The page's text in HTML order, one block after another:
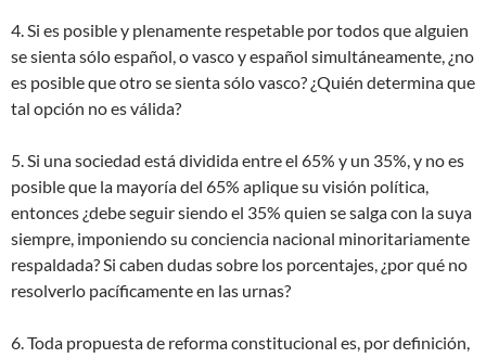
4. Si es posible y plenamente respetable por todos que alguien
se sienta sólo español, o vasco y español simultáneamente, ¿no
es posible que otro se sienta sólo vasco? ¿Quién determina que
tal opción no es válida?
5. Si una sociedad está dividida entre el 65% y un 35%, y no es
posible que la mayoría del 65% aplique su visión política,
entonces ¿debe seguir siendo el 35% quien se salga con la suya
siempre, imponiendo su conciencia nacional minoritariamente
respaldada? Si caben dudas sobre los porcentajes, ¿por qué no
resolverlo pacíficamente en las urnas?
6. Toda propuesta de reforma constitucional es, por definición,